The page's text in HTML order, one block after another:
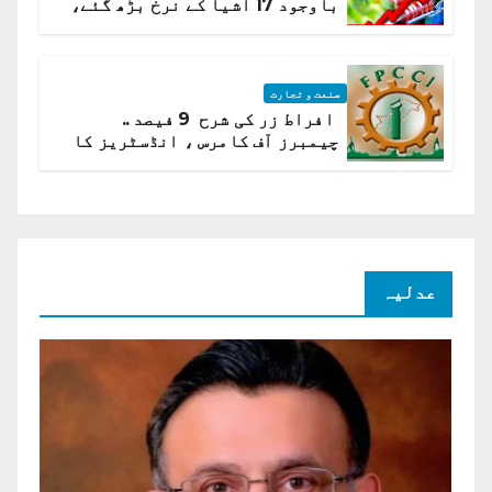
باوجود 17 اشیا کے نرخ بڑھ گئے،
صنعت و تجارت
افراط زر کی شرح 9 فیصد ..
چیمبرز آف کامرس ، انڈسٹریز کا
عدلیہ